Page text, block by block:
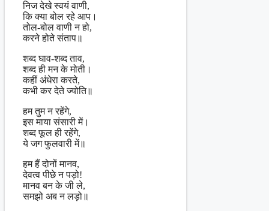
निज देखे स्वयं वाणी,
कि क्या बोल रहे आप।
तोल-बोल वाणी न हो,
करने होते संताप॥
शब्द घाव-शब्द ताव,
शब्द ही मन के मोती।
कहीं अंधेरा करते,
कभी कर देते ज्योति॥
हम तुम न रहेंगे,
इस माया संसारी में।
शब्द फूल ही रहेंगे,
ये जग फुलवारी में॥
हम हैं दोनों मानव,
देवत्व पीछे न पड़ो!
मानव बन के जी ले,
समझो अब न लड़ो॥